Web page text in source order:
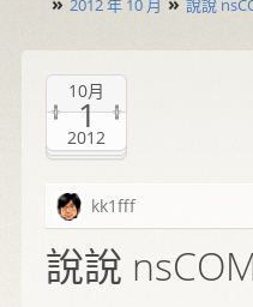
2012 年 10 月 說說
10月
1
2012
kk1fff
說說